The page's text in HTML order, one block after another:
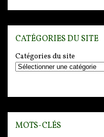
CATÉGORIES DU SITE
Catégories du site
MOTS-CLÉS